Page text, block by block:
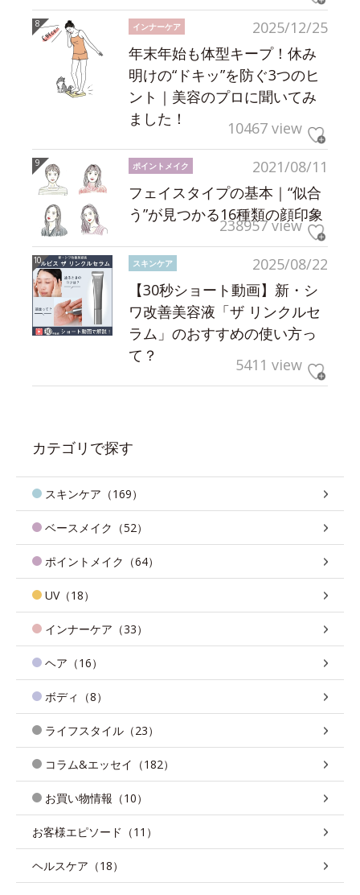
2025/12/25
インナーケア
年末年始も体型キープ！休み
明けの“ドキッ”を防ぐ3つのヒ
ント｜美容のプロに聞いてみ
ました！
10467 view
2021/08/11
ポイントメイク
フェイスタイプの基本｜“似合
う”が見つかる16種類の顔印象
238957 view
2025/08/22
スキンケア
【30秒ショート動画】新・シ
ワ改善美容液「ザ リンクルセ
ラム」のおすすめの使い方っ
て？
5411 view
カテゴリで探す
スキンケア（169）
ベースメイク（52）
ポイントメイク（64）
UV（18）
インナーケア（33）
ヘア（16）
ボディ（8）
ライフスタイル（23）
コラム&エッセイ（182）
お買い物情報（10）
お客様エピソード（11）
ヘルスケア（18）